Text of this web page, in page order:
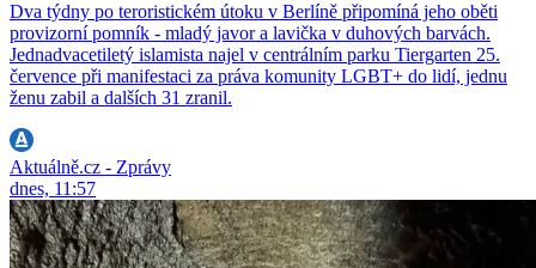
Dva týdny po teroristickém útoku v Berlíně připomíná jeho oběti
provizorní pomník - mladý javor a lavička v duhových barvách.
Jednadvacetiletý islamista najel v centrálním parku Tiergarten 25.
července při manifestaci za práva komunity LGBT+ do lidí, jednu
ženu zabil a dalších 31 zranil.
Aktuálně.cz - Zprávy
dnes, 11:57